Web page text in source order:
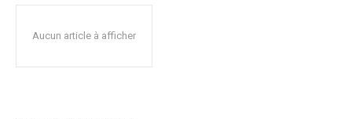
Aucun article à afficher